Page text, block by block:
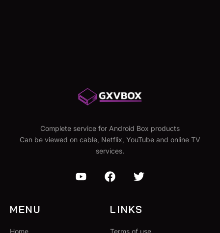
Complete service for Android Box products
Can be viewed on cable, Netflix, YouTube and online TV
services.
MENU LINKS